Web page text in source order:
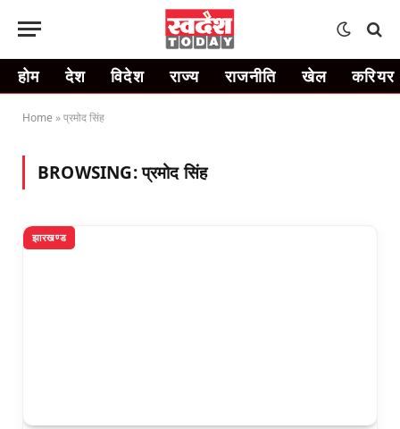
होम देश विदेश राज्य राजनीति खेल करियर
Home »प्रमोद सिंह
BROWSING:प्रमोद सिंह
झारखण्ड